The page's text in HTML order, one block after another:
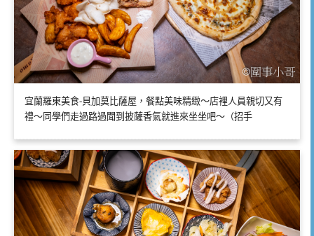
宜蘭羅東美食-貝加莫比薩屋，餐點美味精緻～店裡人員親切又有
禮～同學們走過路過聞到披薩香氣就進來坐坐吧～（招手